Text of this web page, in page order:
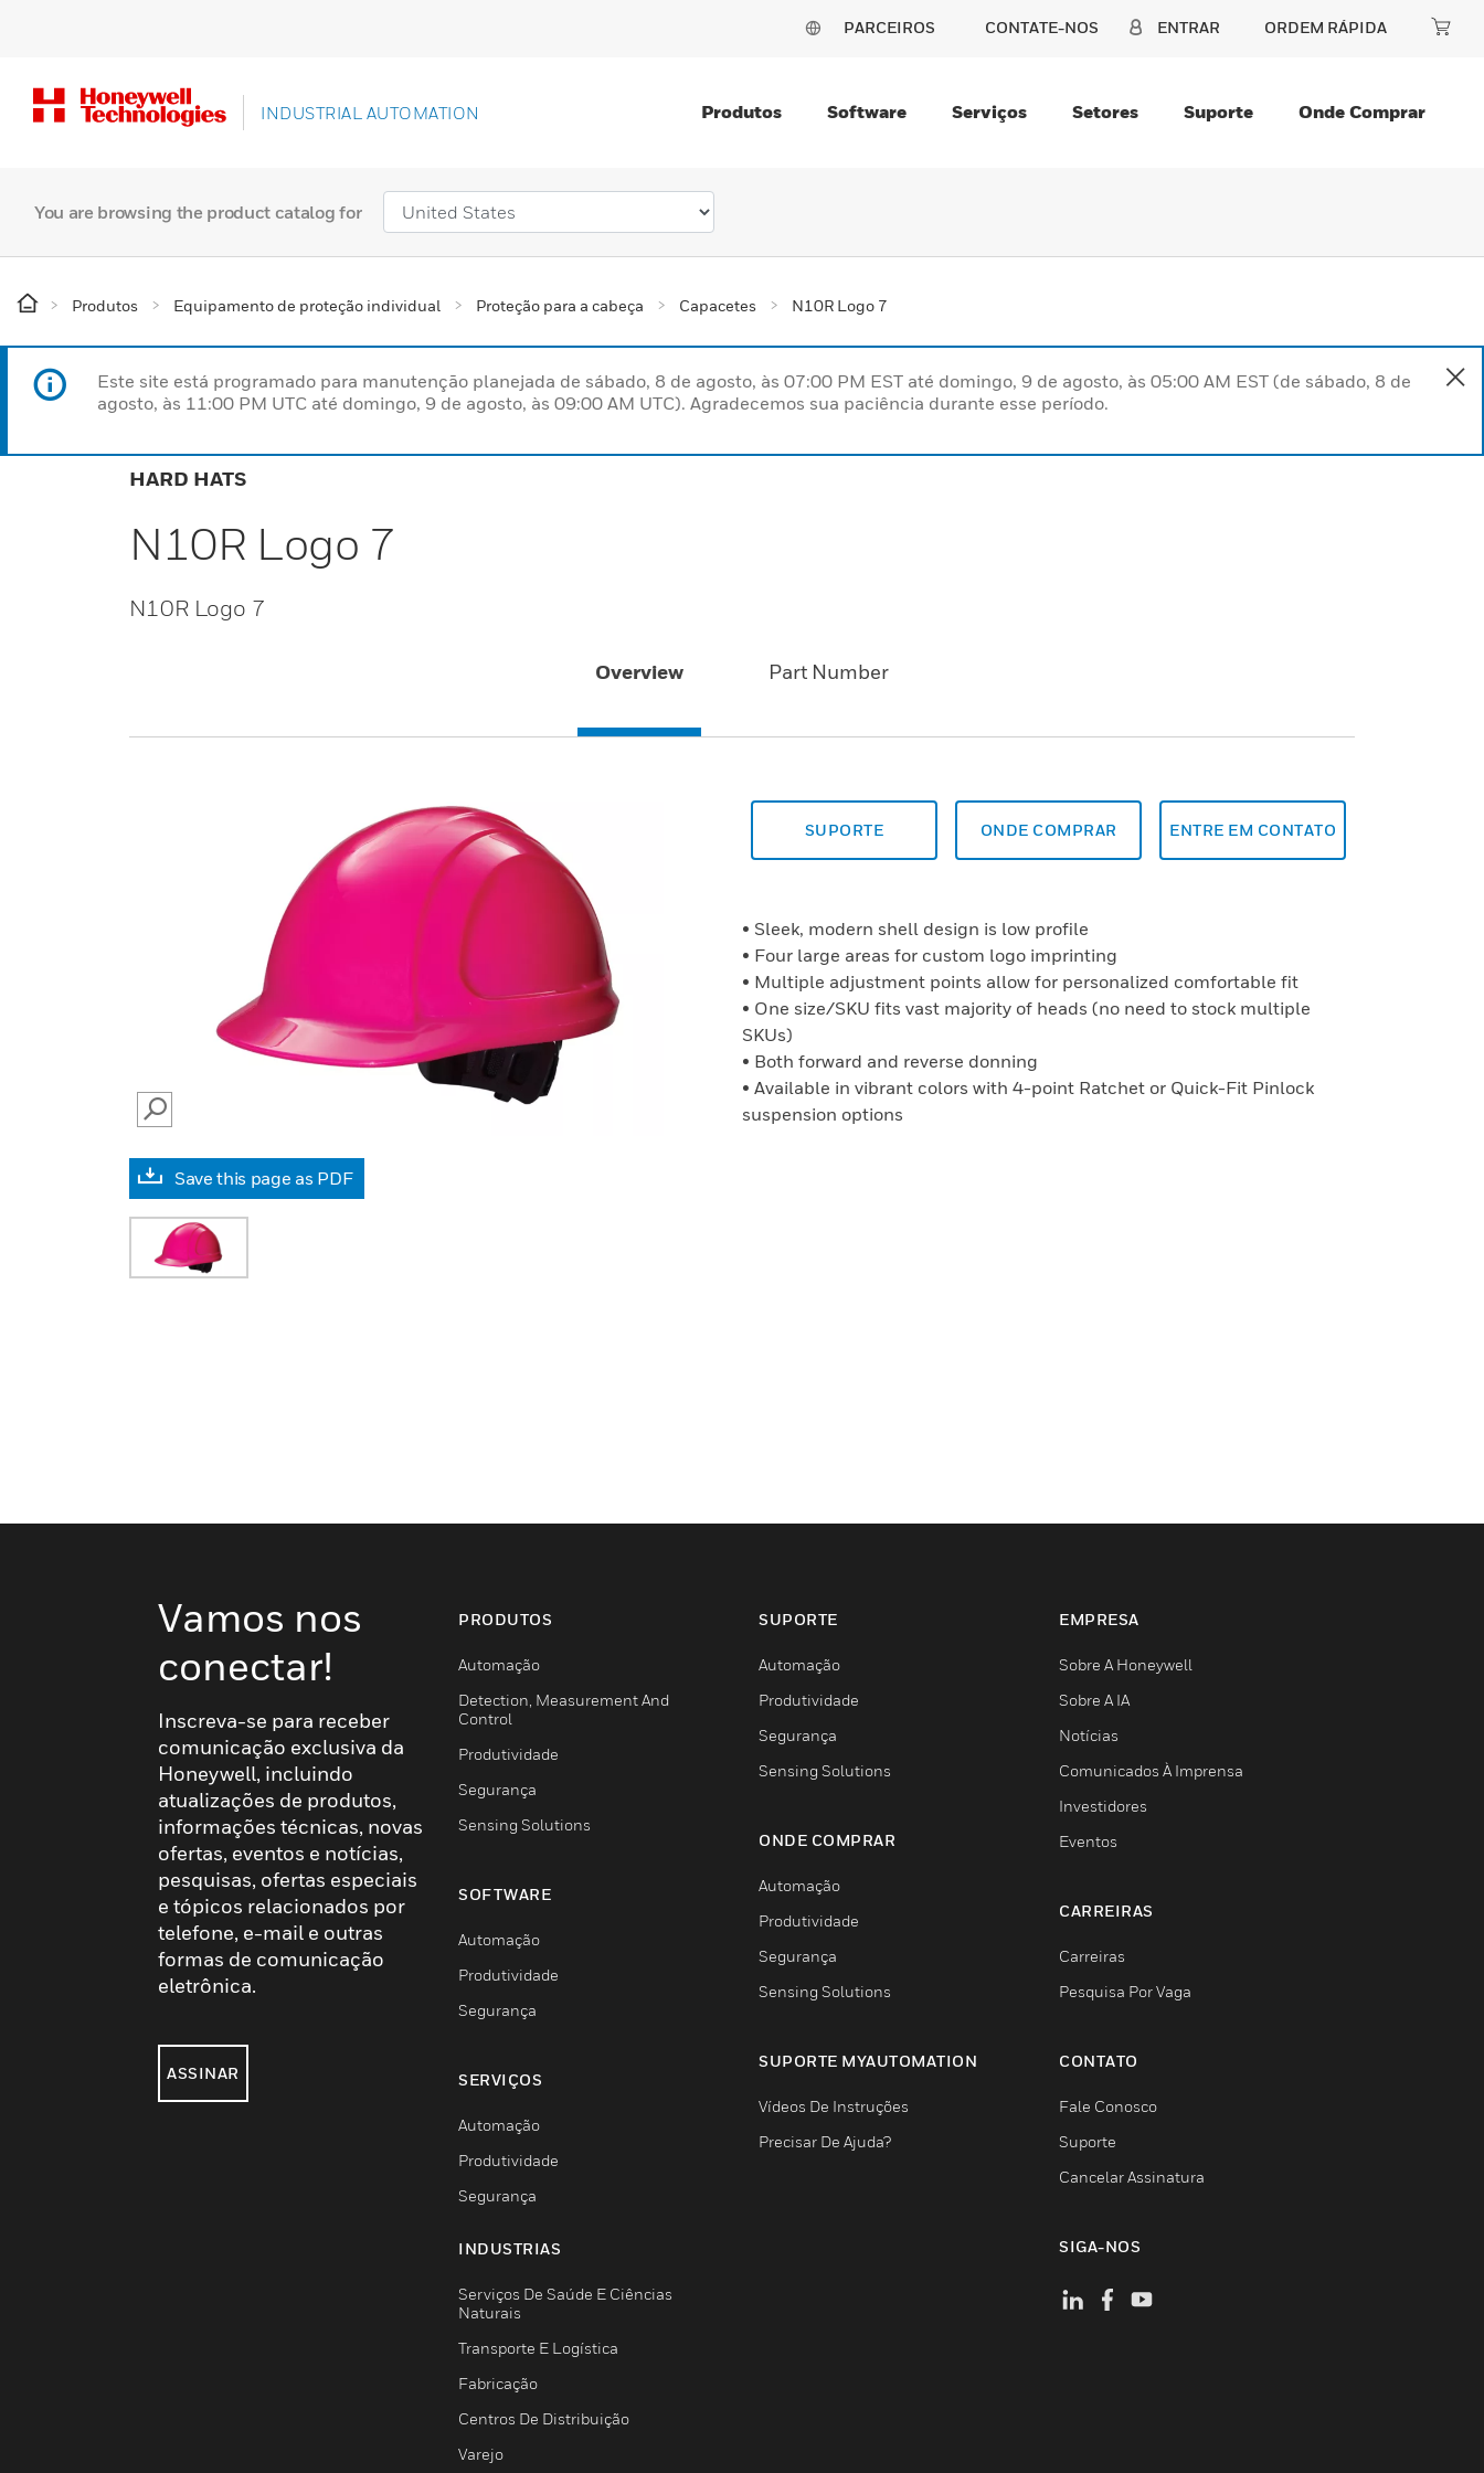
PARCEIROS CONTATE-NOS ENTRAR ORDEM RÁPIDA
INDUSTRIAL AUTOMATION Produtos Software Serviços Setores Suporte Onde Comprar
You are browsing the product catalog for
Produtos Equipamento de proteção individual Proteção para a cabeça Capacetes N10R Logo 7
Este site está programado para manutenção planejada de sábado, 8 de agosto, às 07:00 PM EST até domingo, 9 de agosto, às 05:00 AM EST (de sábado, 8 de
agosto, às 11:00 PM UTC até domingo, 9 de agosto, às 09:00 AM UTC). Agradecemos sua paciência durante esse período.
HARD HATS
N10R Logo 7
N10R Logo 7
Overview Part Number
SEARCH
Save this page as PDF
SUPORTE ONDE COMPRAR ENTRE EM CONTATO
• Sleek, modern shell design is low profile
• Four large areas for custom logo imprinting
• Multiple adjustment points allow for personalized comfortable fit
• One size/SKU fits vast majority of heads (no need to stock multiple
SKUs)
• Both forward and reverse donning
• Available in vibrant colors with 4-point Ratchet or Quick-Fit Pinlock
suspension options
Vamos nos
conectar!
Inscreva-se para receber
comunicação exclusiva da
Honeywell, incluindo
atualizações de produtos,
informações técnicas, novas
ofertas, eventos e notícias,
pesquisas, ofertas especiais
e tópicos relacionados por
telefone, e-mail e outras
formas de comunicação
eletrônica.
ASSINAR
PRODUTOS
Automação
Detection, Measurement And
Control
Produtividade
Segurança
Sensing Solutions
SOFTWARE
Automação
Produtividade
Segurança
SERVIÇOS
Automação
Produtividade
Segurança
INDUSTRIAS
Serviços De Saúde E Ciências
Naturais
Transporte E Logística
Fabricação
Centros De Distribuição
Varejo
SUPORTE
Automação
Produtividade
Segurança
Sensing Solutions
ONDE COMPRAR
Automação
Produtividade
Segurança
Sensing Solutions
SUPORTE MYAUTOMATION
Vídeos De Instruções
Precisar De Ajuda?
EMPRESA
Sobre A Honeywell
Sobre A IA
Notícias
Comunicados À Imprensa
Investidores
Eventos
CARREIRAS
Carreiras
Pesquisa Por Vaga
CONTATO
Fale Conosco
Suporte
Cancelar Assinatura
SIGA-NOS